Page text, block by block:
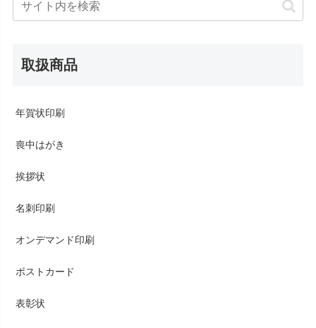
取扱商品
年賀状印刷
喪中はがき
挨拶状
名刺印刷
オンデマンド印刷
ポストカード
表彰状